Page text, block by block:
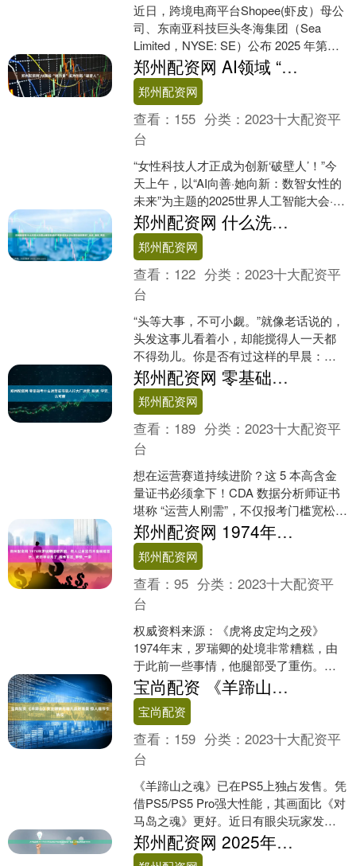
近日，跨境电商平台Shopee(虾皮）母公
司、东南亚科技巨头冬海集团（Sea
Limited，NYSE: SE）公布 2025 年第二
季度财务业绩。财报显示，公....
郑州配资网 AI领域 “她力量”成为创新“破壁人”
郑州配资网
查看： 155 分类：2023十大配资平
台
“女性科技人才正成为创新‘破壁人’！”今
天上午，以“AI向善·她向新：数智女性的
未来”为主题的2025世界人工智能大会·AI
女性菁英论坛上，来自全球的科学家、
企....
郑州配资网 什么洗发水去屑止痒效果最好?那种洗发水去头屑控油效果好?_头皮_清爽_秀发
郑州配资网
查看： 122 分类：2023十大配资平
台
“头等大事，不可小觑。”就像老话说的，
头发这事儿看着小，却能搅得人一天都
不得劲儿。你是否有过这样的早晨：对
着镜子梳头，头屑像雪花一样簌簌往下
掉，头皮还痒得直想挠....
郑州配资网 零基础考什么运营证书能入行大厂运营_数据_学完_认可度
郑州配资网
查看： 189 分类：2023十大配资平
台
想在运营赛道持续进阶？这 5 本高含金
量证书必须拿下！CDA 数据分析师证书
堪称 “运营人刚需”，不仅报考门槛宽松、
3-6 个月就能系统掌握核心技能，而且在
互联....
郑州配资网 1974年罗瑞卿福建养病，有人让皮定均不准喊他首长，皮的举动亮了_福州军区_事情_一家
郑州配资网
查看：95 分类：2023十大配资平
台
权威资料来源：《虎将皮定均之殁》
1974年末，罗瑞卿的处境非常糟糕，由
于此前一些事情，他腿部受了重伤。随
后，他又遇到了不少的麻烦，使得自己
身心俱疲，情况已经非....
宝尚配资 《羊蹄山》女主眼睛有瞳孔反射场景 惊人细节引热议
宝尚配资
查看： 159 分类：2023十大配资平
台
《羊蹄山之魂》已在PS5上独占发售。凭
借PS5/PS5 Pro强大性能，其画面比《对
马岛之魂》更好。近日有眼尖玩家发
现，女主角的瞳孔居然会清晰反射场
景，这引发玩....
郑州配资网 2025年汽车导航系统市场发展趋势报告：容量、价格走势及竞争调研